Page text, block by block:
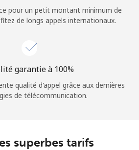
pour un petit montant minimum de
de longs appels internationaux.
garantie à 100%
qualité d'appel grâce aux dernières
de télécommunication.
superbes tarifs